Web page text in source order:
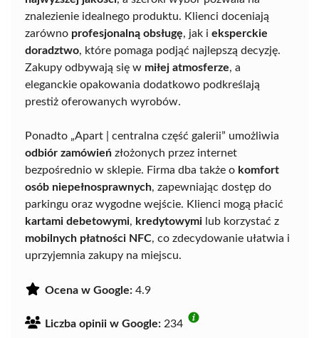
znalezienie idealnego produktu. Klienci doceniają
zarówno profesjonalną obsługę, jak i eksperckie
doradztwo, które pomaga podjąć najlepszą decyzję.
Zakupy odbywają się w miłej atmosferze, a
eleganckie opakowania dodatkowo podkreślają
prestiż oferowanych wyrobów.
Ponadto „Apart | centralna część galerii” umożliwia
odbiór zamówień złożonych przez internet
bezpośrednio w sklepie. Firma dba także o komfort
osób niepełnosprawnych, zapewniając dostęp do
parkingu oraz wygodne wejście. Klienci mogą płacić
kartami debetowymi, kredytowymi lub korzystać z
mobilnych płatności NFC, co zdecydowanie ułatwia i
uprzyjemnia zakupy na miejscu.
Ocena w Google: 4.9
Liczba opinii w Google: 234